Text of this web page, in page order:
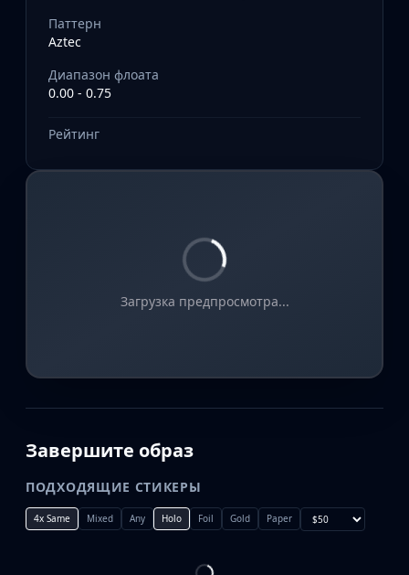
Паттерн
Aztec
Диапазон флоата
0.00 - 0.75
Рейтинг
Загрузка предпросмотра...
Завершите образ
ПОДХОДЯЩИЕ СТИКЕРЫ
4x Same Mixed Any Holo Foil Gold Paper